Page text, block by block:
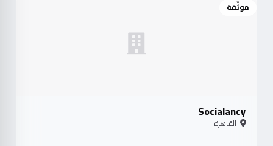
موثّقة
Socialancy
القاهرة